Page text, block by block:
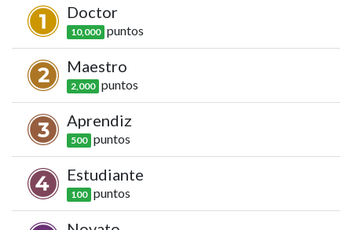
Doctor
10,000 puntos
Maestro
2,000 puntos
Aprendiz
500 puntos
Estudiante
100 puntos